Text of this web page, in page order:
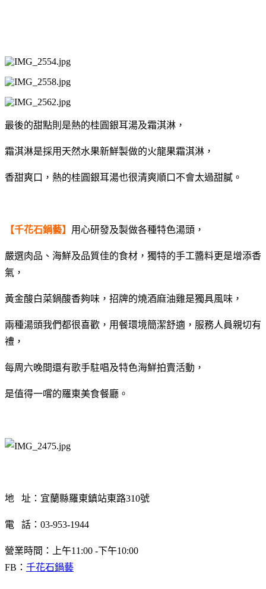
最後的甜點則是熱的桂圓銀耳湯及霜淇淋，
霜淇淋是採用天然水果新鮮製做的火龍果霜淇淋，
香甜爽口，熱的桂圓銀耳湯也很清爽順口不會太過甜膩。
【千花石鍋藝】 用心研發及製做各種特色湯頭，
嚴選肉品、海鮮及品質佳的食材，獨特的手工醬料更是增添香
氣，
黃金酸白菜鍋酸香夠味，招牌的燒酒麻油雞是獨具風味，
兩種湯頭我們都很喜歡，用餐環境簡潔舒適，服務人員親切有
禮，
每周六晚間還有歌手駐唱及特色海鮮拍賣活動，
是值得一嚐的羅東美食餐廳。
地 址： 宜蘭縣羅東鎮站東路310號
電 話：03-953-1944
營業時間：上午11:00 -下午10:00
FB： 千花石鍋藝